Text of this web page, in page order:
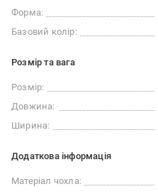
Форма:
Базовий колір:
Розмір та вага
Розмір:
Довжина:
Ширина:
Додаткова інформація
Матеріал чохла: